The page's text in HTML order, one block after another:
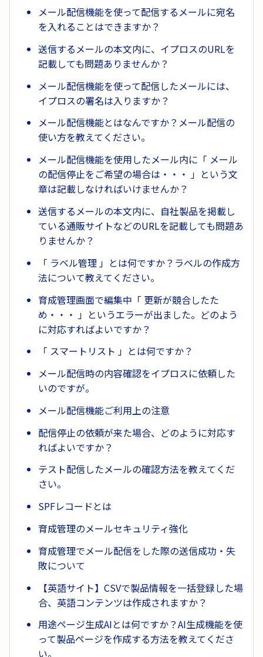
メール配信機能を使って配信するメールに宛名
を入れることはできますか？
送信するメールの本文内に、イプロスのURLを
記載しても問題ありませんか？
メール配信機能を使って配信したメールには、
イプロスの署名は入りますか？
メール配信機能とはなんですか？メール配信の
使い方を教えてください。
メール配信機能を使用したメール内に「 メール
の配信停止をご希望の場合は・・・ 」という文
章は記載しなければいけませんか？
送信するメールの本文内に、自社製品を掲載し
ている通販サイトなどのURLを記載しても問題あ
りませんか？
「 ラベル管理 」とは何ですか？ラベルの作成方
法について教えてください。
育成管理画面で編集中「 更新が競合したた
め・・・ 」というエラーが出ました。どのよう
に対応すればよいですか？
「 スマートリスト 」とは何ですか？
メール配信時の内容確認をイプロスに依頼した
いのですが。
メール配信機能ご利用上の注意
配信停止の依頼が来た場合、どのように対応す
ればよいですか？
テスト配信したメールの確認方法を教えてくだ
さい。
SPFレコードとは
育成管理のメールセキュリティ強化
育成管理でメール配信をした際の送信成功・失
敗について
【英語サイト】CSVで製品情報を一括登録した場
合、英語コンテンツは作成されますか？
用途ページ生成AIとは何ですか？AI生成機能を使
って製品ページを作成する方法を教えてくださ
い。